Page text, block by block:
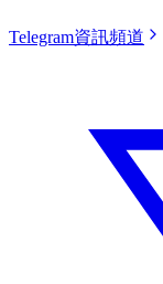
Telegram資訊頻道